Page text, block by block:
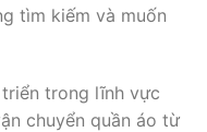
tìm kiếm và muốn
trong lĩnh vực
chuyển quần áo từ